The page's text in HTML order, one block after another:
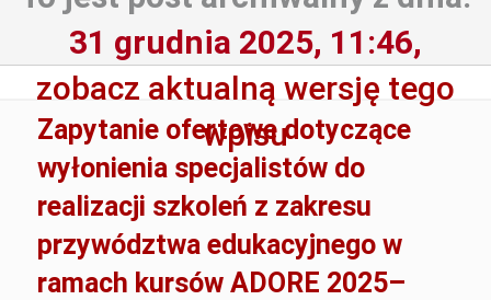
31 grudnia 2025, 11:46,
zobacz aktualną wersję tego
wpisu
Zapytanie ofertowe dotyczące
wyłonienia specjalistów do
realizacji szkoleń z zakresu
przywództwa edukacyjnego w
ramach kursów ADORE 2025–